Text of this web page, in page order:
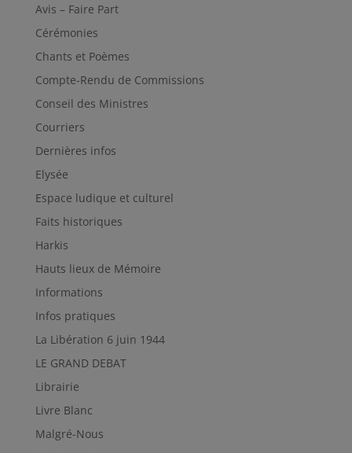
Avis – Faire Part
Cérémonies
Chants et Poèmes
Compte-Rendu de Commissions
Conseil des Ministres
Courriers
Dernières infos
Elysée
Espace ludique et culturel
Faits historiques
Harkis
Hauts lieux de Mémoire
Informations
Infos pratiques
La Libération 6 juin 1944
LE GRAND DEBAT
Librairie
Livre Blanc
Malgré-Nous